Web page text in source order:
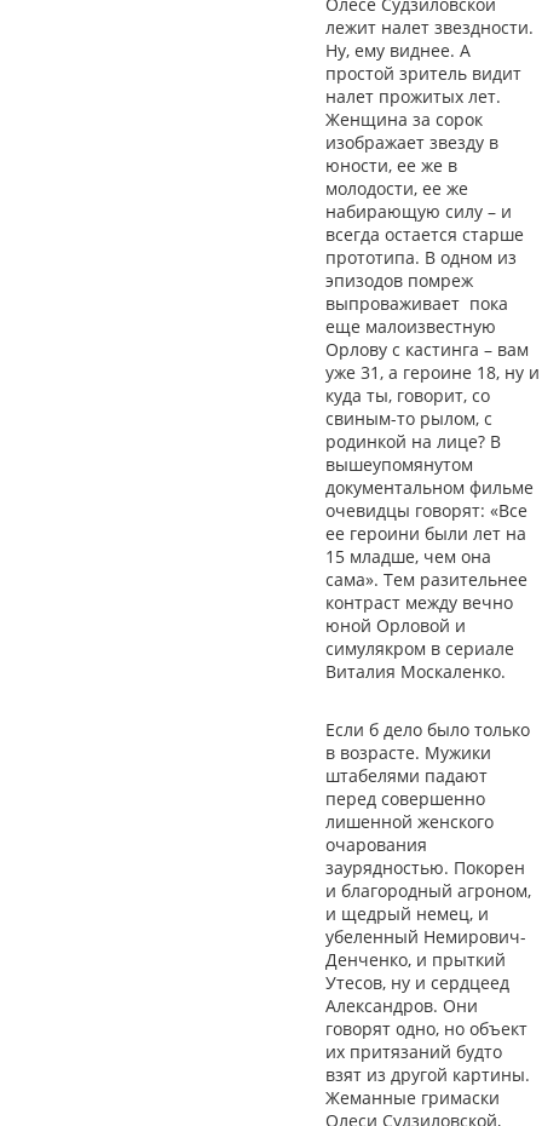
лежит налет звездности.
Ну, ему виднее. А
простой зритель видит
налет прожитых лет.
Женщина за сорок
изображает звезду в
юности, ее же в
молодости, ее же
набирающую силу – и
всегда остается старше
прототипа. В одном из
эпизодов помреж
выпроваживает пока
еще малоизвестную
Орлову с кастинга – вам
уже 31, а героине 18, ну и
куда ты, говорит, со
свиным-то рылом, с
родинкой на лице? В
вышеупомянутом
документальном фильме
очевидцы говорят: «Все
ее героини были лет на
15 младше, чем она
сама». Тем разительнее
контраст между вечно
юной Орловой и
симулякром в сериале
Виталия Москаленко.
Если б дело было только
в возрасте. Мужики
штабелями падают
перед совершенно
лишенной женского
очарования
заурядностью. Покорен
и благородный агроном,
и щедрый немец, и
убеленный Немирович-
Денченко, и прыткий
Утесов, ну и сердцеед
Александров. Они
говорят одно, но объект
их притязаний будто
взят из другой картины.
Жеманные гримаски
Олеси Судзиловской,